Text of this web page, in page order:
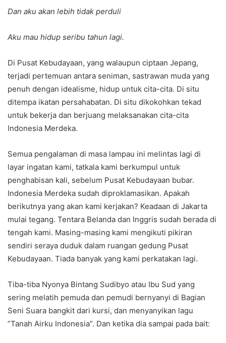
Dan aku akan lebih tidak perduli
Aku mau hidup seribu tahun lagi.
Di Pusat Kebudayaan, yang walaupun ciptaan Jepang,
terjadi pertemuan antara seniman, sastrawan muda yang
penuh dengan idealisme, hidup untuk cita-cita. Di situ
ditempa ikatan persahabatan. Di situ dikokohkan tekad
untuk bekerja dan berjuang melaksanakan cita-cita
Indonesia Merdeka.
Semua pengalaman di masa lampau ini melintas lagi di
layar ingatan kami, tatkala kami berkumpul untuk
penghabisan kali, sebelum Pusat Kebudayaan bubar.
Indonesia Merdeka sudah diproklamasikan. Apakah
berikutnya yang akan kami kerjakan? Keadaan di Jakarta
mulai tegang. Tentara Belanda dan Inggris sudah berada di
tengah kami. Masing-masing kami mengikuti pikiran
sendiri seraya duduk dalam ruangan gedung Pusat
Kebudayaan. Tiada banyak yang kami perkatakan lagi.
Tiba-tiba Nyonya Bintang Sudibyo atau Ibu Sud yang
sering melatih pemuda dan pemudi bernyanyi di Bagian
Seni Suara bangkit dari kursi, dan menyanyikan lagu
”Tanah Airku Indonesia”. Dan ketika dia sampai pada bait: